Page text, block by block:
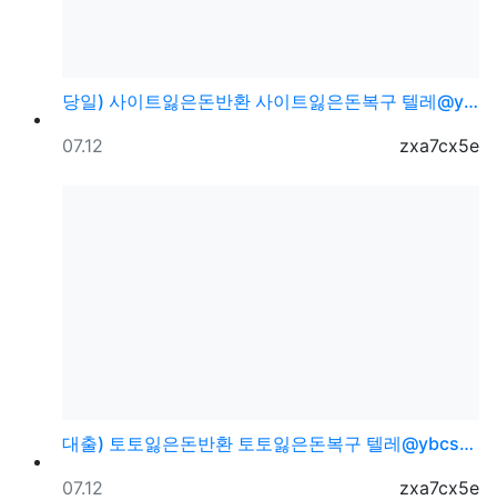
당일) 사이트잃은돈반환 사이트잃은돈복구 텔레@ybcs2…
등록자
zxa7cx5e
등록일
07.12
대출) 토토잃은돈반환 토토잃은돈복구 텔레@ybcs24
등록자
zxa7cx5e
등록일
07.12